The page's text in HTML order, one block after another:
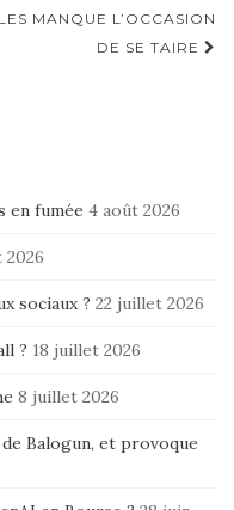
MANQUE L’OCCASION
DE SE TAIRE
en fumée 4 août 2026
sociaux ? 22 juillet 2026
? 18 juillet 2026
8 juillet 2026
Balogun, et provoque